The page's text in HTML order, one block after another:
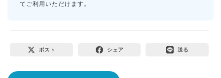
てご利用いただけます。
ポスト シェア 送る